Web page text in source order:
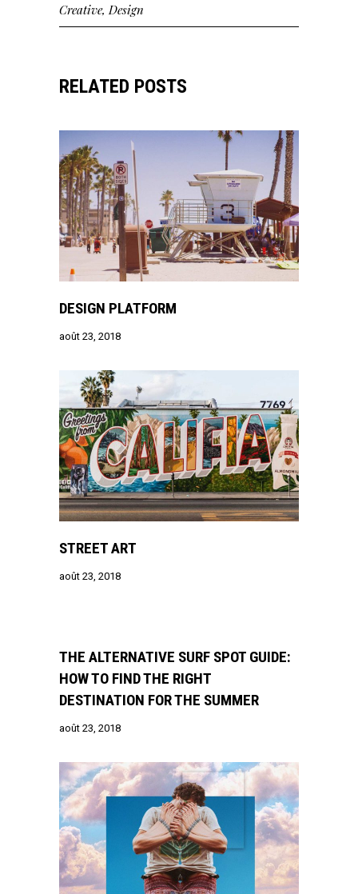
Creative,Design
RELATED POSTS
DESIGN PLATFORM
août 23, 2018
STREET ART
août 23, 2018
THE ALTERNATIVE SURF SPOT GUIDE:
HOW TO FIND THE RIGHT
DESTINATION FOR THE SUMMER
août 23, 2018